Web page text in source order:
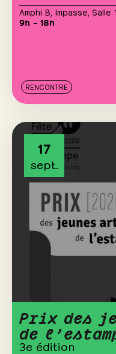
Amphi B Impasse Salle
9h – 18h
RENCONTRE
17
sept.
Prix des
de
3e édition